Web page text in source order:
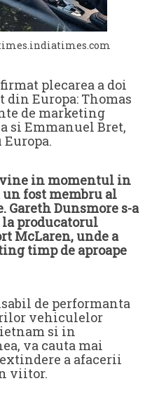
plecarea a doi
Europa: Thomas
de marketing
si Emmanuel Bret,
in momentul in
un fost membru al
Gareth Dunsmore s-a
producatorul
McLaren, unde a
timp de aproape
de performanta
vehiculelor
si in
va cauta mai
a afacerii
viitor.